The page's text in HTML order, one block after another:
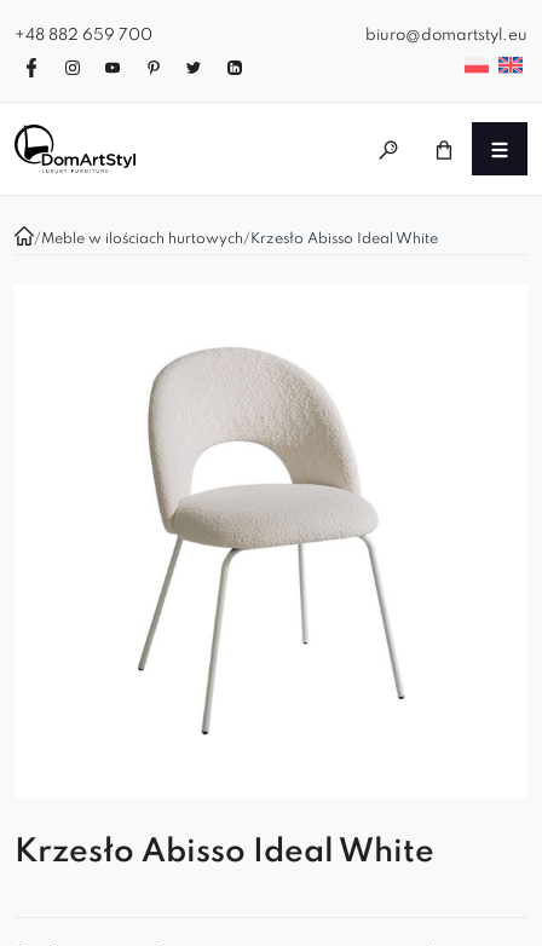
+48 882 659 700 biuro@domartstyl.eu
/Meble w ilościach hurtowych/ Krzesło Abisso Ideal White
Krzesło Abisso Ideal White